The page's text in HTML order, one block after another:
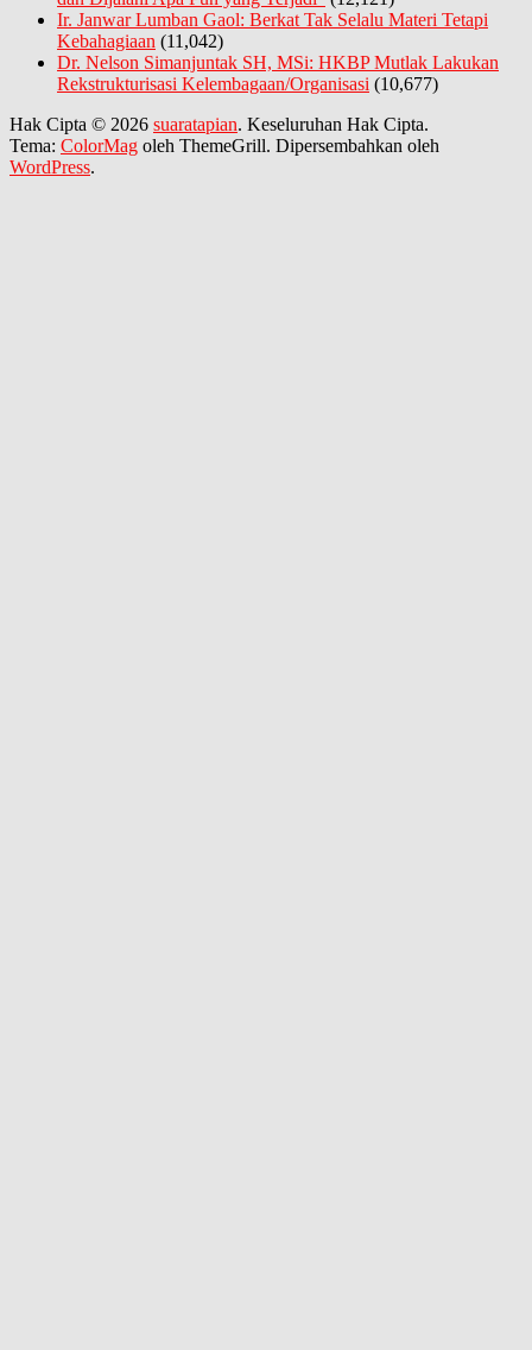
Ir. Janwar Lumban Gaol: Berkat Tak Selalu Materi Tetapi
Kebahagiaan (11,042)
Dr. Nelson Simanjuntak SH, MSi: HKBP Mutlak Lakukan
Rekstrukturisasi Kelembagaan/Organisasi (10,677)
Hak Cipta © 2026 suaratapian. Keseluruhan Hak Cipta.
Tema: ColorMag oleh ThemeGrill. Dipersembahkan oleh
WordPress.